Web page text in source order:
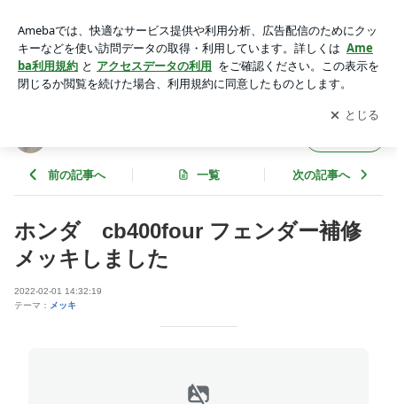
房NAKARAIアプリをダウンロードして ブログの更新通知
を受け取りまし
ょう。
開く
前の記事へ 一覧 次の記事へ
ホンダ cb400four フェンダー補修
メッキしました
2022-02-01 14:32:19
テーマ： メッキ